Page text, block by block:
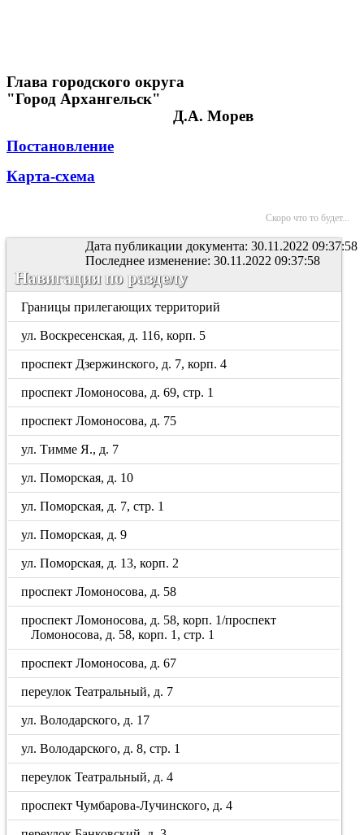
Глава городского округа
"Город Архангельск"
Д.А. Морев
Постановление
Карта-схема
Скоро что то будет...
Дата публикации документа: 30.11.2022 09:37:58
Последнее изменение: 30.11.2022 09:37:58
Навигация по разделу
Границы прилегающих территорий
ул. Воскресенская, д. 116, корп. 5
проспект Дзержинского, д. 7, корп. 4
проспект Ломоносова, д. 69, стр. 1
проспект Ломоносова, д. 75
ул. Тимме Я., д. 7
ул. Поморская, д. 10
ул. Поморская, д. 7, стр. 1
ул. Поморская, д. 9
ул. Поморская, д. 13, корп. 2
проспект Ломоносова, д. 58
проспект Ломоносова, д. 58, корп. 1/проспект
Ломоносова, д. 58, корп. 1, стр. 1
проспект Ломоносова, д. 67
переулок Театральный, д. 7
ул. Володарского, д. 17
ул. Володарского, д. 8, стр. 1
переулок Театральный, д. 4
проспект Чумбарова-Лучинского, д. 4